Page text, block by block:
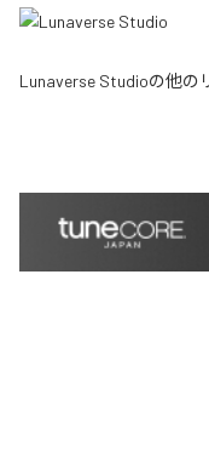
Lunaverse Studioの他の